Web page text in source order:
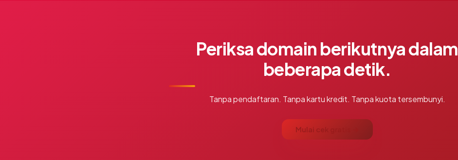
Periksa domain berikutnya dalam
beberapa detik.
Tanpa pendaftaran. Tanpa kartu kredit. Tanpa kuota tersembunyi.
Mulai cek gratis →